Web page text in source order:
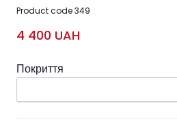
Product code 349
4 400 UAH
Покриття